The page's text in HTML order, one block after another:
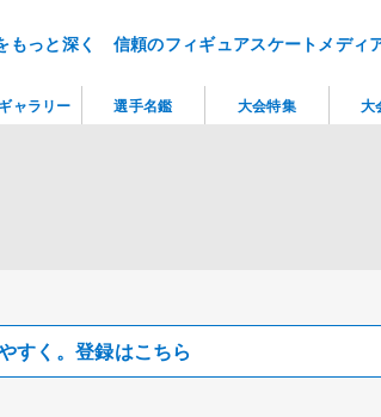
もっと深く 信頼のフィギュアスケートメディ
すく。登録はこちら
ャラリー 選手名鑑 大会特集 大